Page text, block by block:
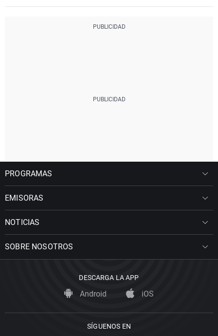
PROGRAMAS
EMISORAS
NOTICIAS
SOBRE NOSOTROS
DESCARGA LA APP
Android iOS
SÍGUENOS EN